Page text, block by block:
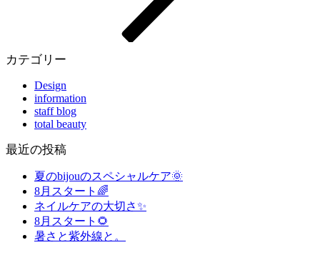
カテゴリー
Design
information
staff blog
total beauty
最近の投稿
夏のbijouのスペシャルケア🌞
8月スタート🌈
ネイルケアの大切さ✨
8月スタート🌻
暑さと紫外線と。